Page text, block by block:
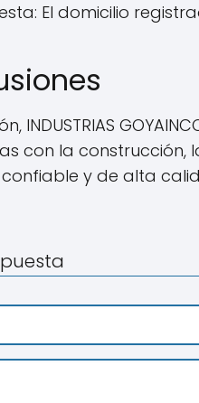
El domicilio
INDUSTRIAS
con la construcción,
y de alta